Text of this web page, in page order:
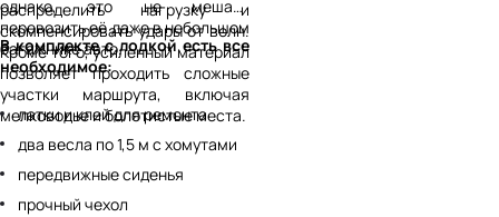
распределить нагрузку и
скомпенсировать удары от волн.
Кроме того, усиленный материал
позволяет проходить сложные
участки маршрута, включая
мелководье и болотистые места.
однако, это не мешает
перевозить её даже в небольшом
багажнике авто.
В комплекте с лодкой есть все
необходимое:
латки и клей для ремонта
два весла по 1,5 м с хомутами
передвижные сиденья
прочный чехол